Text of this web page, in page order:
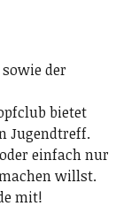
der
bietet
Jugendtreff.
einfach nur
willst.
mit!